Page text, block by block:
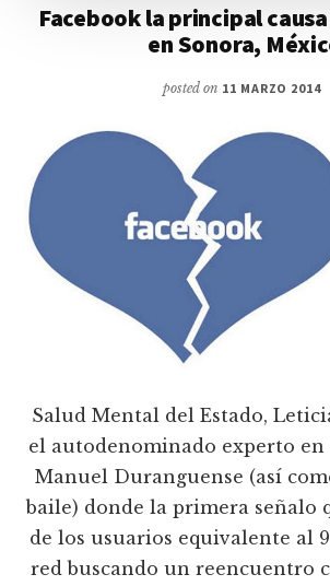
Facebook la principal
en Sonora,
posted on 11 MARZO 2014
Salud Mental del Estado,
el autodenominado experto en
Manuel Duranguense (así
baile) donde la primera señalo
de los usuarios equivalente al
red buscando un reencuentro